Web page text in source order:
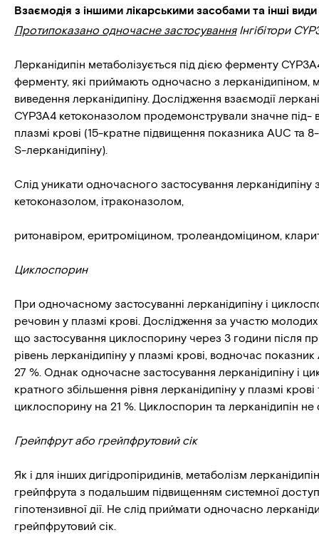
Взаємодія з іншими лікарськими засобами та інші
Протипоказано одночасне застосування Інгібітори
Лерканідипін метаболізується під дією ферменту
ферменту, які приймають одночасно з лерканідипіном,
виведення лерканідипіну. Дослідження взаємодії
CYP3A4 кетоконазолом продемонстрували значне під-
плазмі крові (15-кратне підвищення показника AUC та
S-лерканідипіну).
Слід уникати одночасного застосування лерканідипіну
кетоконазолом, ітраконазолом,
ритонавіром, еритроміцином, тролеандоміцином,
Циклоспорин
При одночасному застосуванні лерканідипіну і
речовин у плазмі крові. Дослідження за участю
що застосування циклоспорину через 3 години після
рівень лерканідипіну у плазмі крові, водночас
27 %. Однак одночасне застосування лерканідипіну і
кратного збільшення рівня лерканідипіну у плазмі
циклоспорину на 21 %. Циклоспорин та лерканідипін не
Грейпфрут або грейпфрутовий сік
Як і для інших дигідропіридинів, метаболізм
грейпфрута з подальшим підвищенням системної
гіпотензивної дії. Не слід приймати одночасно
грейпфрутовий сік.